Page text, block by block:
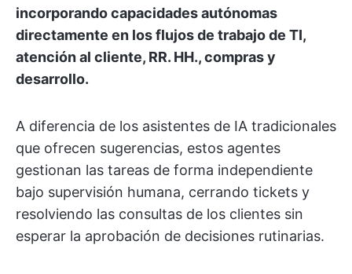
incorporando capacidades autónomas
directamente en los flujos de trabajo de TI,
atención al cliente, RR. HH., compras y
desarrollo.
A diferencia de los asistentes de IA tradicionales
que ofrecen sugerencias, estos agentes
gestionan las tareas de forma independiente
bajo supervisión humana, cerrando tickets y
resolviendo las consultas de los clientes sin
esperar la aprobación de decisiones rutinarias.